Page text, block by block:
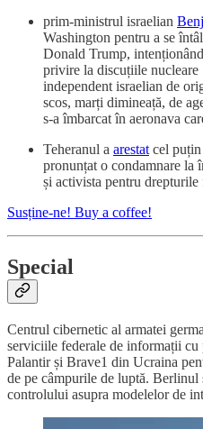
prim-ministrul israelian
Washington pentru a se
Donald Trump,
privire la discuțiile
independent israelian de
scos, marți dimineață, de
s-a îmbarcat în aeronava
Teheranul a arestat cel
pronunțat o condamnare la
și activista pentru
Susține-ne! Buy a coffee!
Special
Centrul cibernetic al armatei
serviciile federale de informații cu
Palantir și Brave1 din Ucraina
de pe câmpurile de luptă. Berlinul
controlului asupra modelelor de